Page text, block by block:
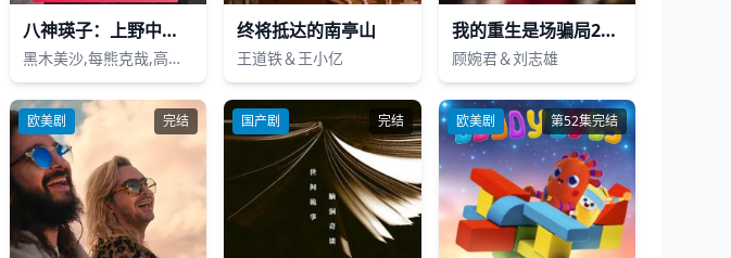
八神瑛子：上野中央署组织犯罪对策课
黑木美沙,每熊克哉,高良健吾,池内博之,小岛健,藤木直人,奥田瑛二
终将抵达的南亭山
王道铁＆王小亿
我的重生是场骗局2我妈被困1993
顾婉君＆刘志雄
欧美剧 完结 国产剧 完结 欧美剧 第52集完结